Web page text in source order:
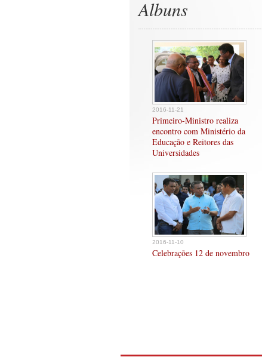
Albuns
2016-11-21
Primeiro-Ministro realiza
encontro com Ministério da
Educação e Reitores das
Universidades
2016-11-10
Celebrações 12 de novembro